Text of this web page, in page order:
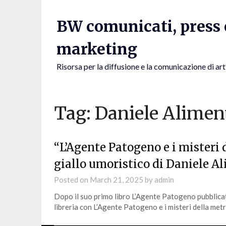
BW comunicati,
marketing
Risorsa per la diffusione e la comunicazione di
Tag: Daniele
“L’Agente Patogeno e i
giallo umoristico di Daniele
Posted on March 21, 2025 by admin
Dopo il suo primo libro L’Agente Patogeno
libreria con L’Agente Patogeno e i misteri della